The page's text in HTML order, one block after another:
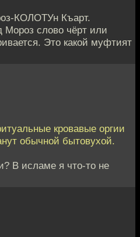
КОЛОТУн Къарт.
Мороз слово чёрт или
Это какой муфтият
кровавые оргии
обычной бытовухой.
В исламе я что-то не